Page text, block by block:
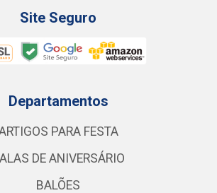
Site Seguro
Departamentos
PARA FESTA
DE ANIVERSÁRIO
BALÕES